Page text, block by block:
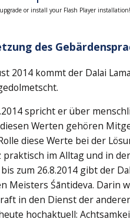
or install your Flash Player installation!
des
2014 kommt der Dalai
spricht er über
Werten gehören
diese Werte bei der
praktisch im Alltag und in
bis zum 26.8.2014 gibt der
Meisters Śāntideva. Darin
in den Dienst der
hochaktuell: